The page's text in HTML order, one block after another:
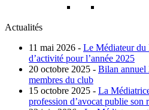
Actualités
11 mai 2026 - Le Médiateur du
d’activité pour l’année 2025
20 octobre 2025 - Bilan annuel
membres du club
15 octobre 2025 - La
profession d’avocat publie son